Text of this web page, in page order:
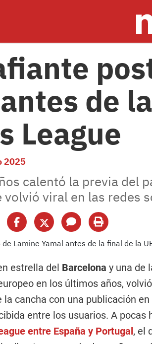
de
League
2025
calentó la previa del
volvió viral en las redes
estrella del Barcelona y una de
en los últimos años,
cancha con una publicación
entre los usuarios. A pocas
entre España y Portugal, el